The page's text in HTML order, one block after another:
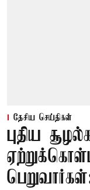
தேசிய செய்திகள்
புதிய